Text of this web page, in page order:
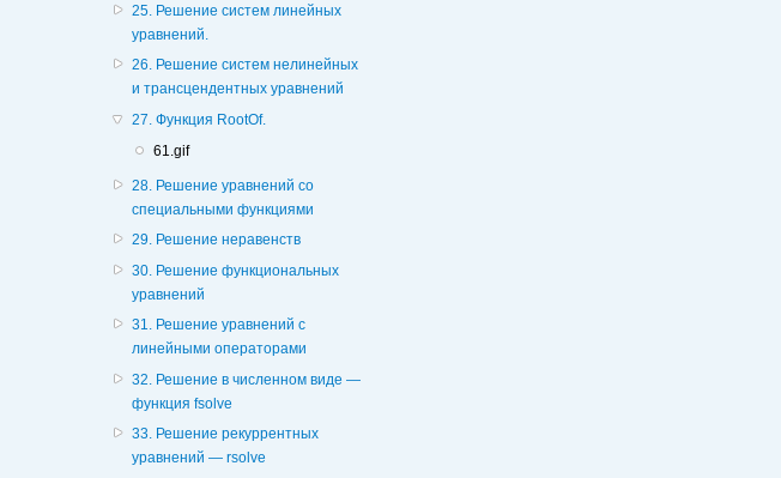
25. Решение систем линейных
уравнений.
26. Решение систем нелинейных
и трансцендентных уравнений
27. Функция RootOf.
61.gif
28. Решение уравнений со
специальными функциями
29. Решение неравенств
30. Решение функциональных
уравнений
31. Решение уравнений с
линейными операторами
32. Решение в численном виде —
функция fsolve
33. Решение рекуррентных
уравнений — rsolve